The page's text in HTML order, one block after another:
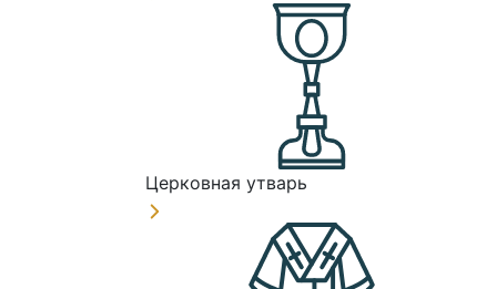
Церковная утварь